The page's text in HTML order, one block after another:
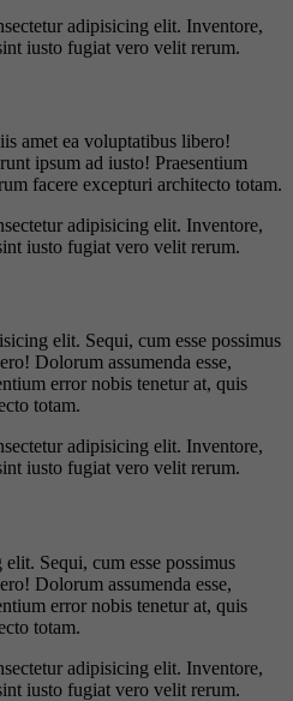
adipisicing elit. Inventore,
iusto fugiat vero velit rerum.
amet ea voluptatibus libero!
ipsum ad iusto! Praesentium
facere excepturi architecto totam.
adipisicing elit. Inventore,
iusto fugiat vero velit rerum.
elit. Sequi, cum esse possimus
Dolorum assumenda esse,
error nobis tenetur at, quis
totam.
adipisicing elit. Inventore,
iusto fugiat vero velit rerum.
Sequi, cum esse possimus
Dolorum assumenda esse,
error nobis tenetur at, quis
totam.
adipisicing elit. Inventore,
iusto fugiat vero velit rerum.